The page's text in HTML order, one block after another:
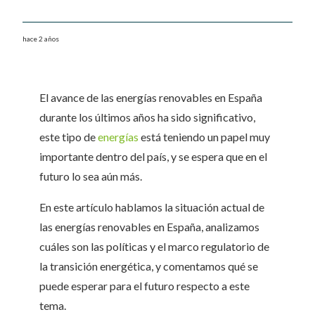
hace 2 años
El avance de las energías renovables en España
durante los últimos años ha sido significativo,
este tipo deenergías está teniendo un papel muy
importante dentro del país, y se espera que en el
futuro lo sea aún más.
En este artículo hablamos la situación actual de
las energías renovables en España, analizamos
cuáles son las políticas y el marco regulatorio de
la transición energética, y comentamos qué se
puede esperar para el futuro respecto a este
tema.